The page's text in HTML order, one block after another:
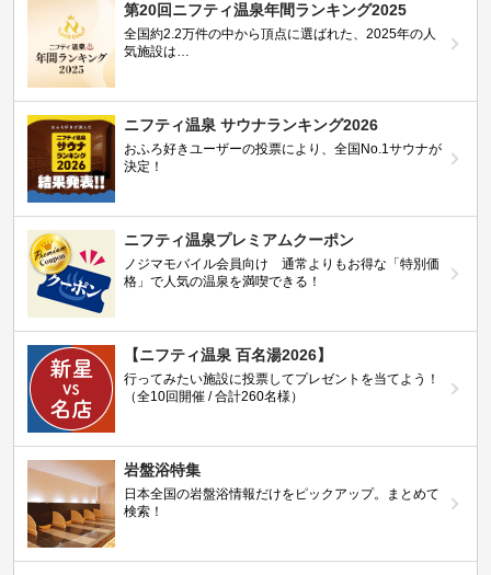
第20回ニフティ温泉年間ランキング2025
全国約2.2万件の中から頂点に選ばれた、2025年の人
気施設は…
ニフティ温泉 サウナランキング2026
おふろ好きユーザーの投票により、全国No.1サウナが
決定！
ニフティ温泉プレミアムクーポン
ノジマモバイル会員向け 通常よりもお得な「特別価
格」で人気の温泉を満喫できる！
【ニフティ温泉 百名湯2026】
行ってみたい施設に投票してプレゼントを当てよう！
（全10回開催 / 合計260名様）
岩盤浴特集
日本全国の岩盤浴情報だけをピックアップ。まとめて
検索！